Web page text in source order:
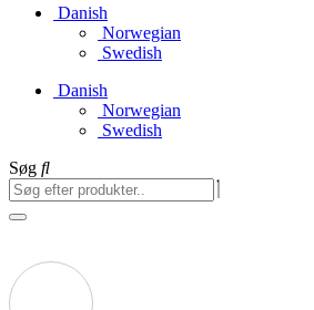
Danish
Norwegian
Swedish
Danish
Norwegian
Swedish
Søg